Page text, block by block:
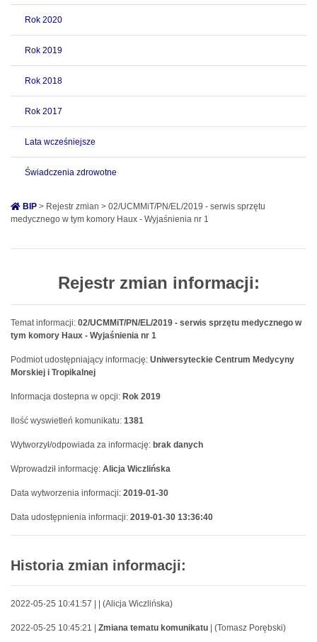
Rok 2020
Rok 2019
Rok 2018
Rok 2017
Lata wcześniejsze
Świadczenia zdrowotne
BIP > Rejestr zmian > 02/UCMMiT/PN/EL/2019 - serwis sprzętu
medycznego w tym komory Haux - Wyjaśnienia nr 1
Rejestr zmian informacji:
Temat informacji: 02/UCMMiT/PN/EL/2019 - serwis sprzętu medycznego w
tym komory Haux - Wyjaśnienia nr 1
Podmiot udostępniający informację: Uniwersyteckie Centrum Medycyny
Morskiej i Tropikalnej
Informacja dostepna w opcji: Rok 2019
Ilość wyswietleń komunikatu: 1381
Wytworzył/odpowiada za informację: brak danych
Wprowadził informację: Alicja Wiczlińska
Data wytworzenia informacji: 2019-01-30
Data udostępnienia informacji: 2019-01-30 13:36:40
Historia zmian informacji:
2022-05-25 10:41:57 | | (Alicja Wiczlińska)
2022-05-25 10:45:21 | Zmiana tematu komunikatu | (Tomasz Porębski)